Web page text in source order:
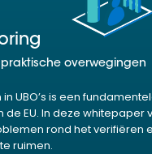
overwegingen
UBO’s is een
de EU. In deze whitepaper
rond het verifiëren
ruimen.